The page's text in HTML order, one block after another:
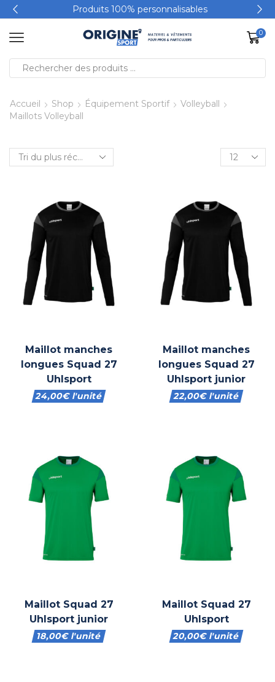
Produits 100% personnalisables
0
Accueil Shop Équipement Sportif
Volleyball
Maillots Volleyball
Maillot manches
longues Squad 27
Uhlsport
24,00€l'unité
Maillot manches
longues Squad 27
Uhlsport junior
22,00€l'unité
Maillot Squad 27
Uhlsport junior
18,00€l'unité
Maillot Squad 27
Uhlsport
20,00€l'unité